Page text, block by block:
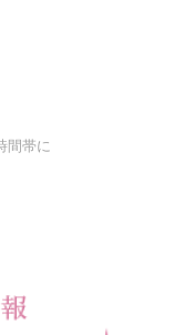
間帯に